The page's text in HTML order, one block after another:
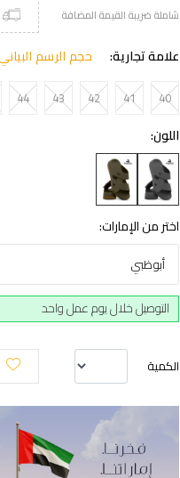
شاملة ضريبة القيمة المضافة
علامة تجارية: حجم الرسم
40
41
42
43
44
اللون:
اختر من الإمارات:
أبوظبي
التوصيل خلال يوم عمل واحد
الكمية